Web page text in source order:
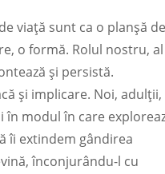
viață sunt ca o planșă de
o formă. Rolul nostru, al
și persistă.
și implicare. Noi, adulții,
în modul în care
îi extindem gândirea
înconjurându-l cu